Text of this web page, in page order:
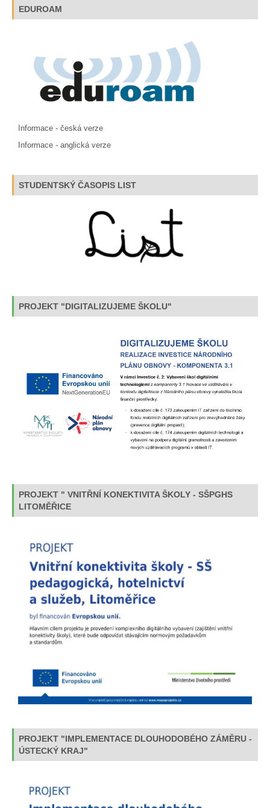
EDUROAM
Informace - česká verze
Informace - anglická verze
STUDENTSKÝ ČASOPIS LIST
PROJEKT "DIGITALIZUJEME ŠKOLU"
PROJEKT " VNITŘNÍ KONEKTIVITA ŠKOLY - SŠPGHS
LITOMĚŘICE
PROJEKT "IMPLEMENTACE DLOUHODOBÉHO ZÁMĚRU -
ÚSTECKÝ KRAJ"